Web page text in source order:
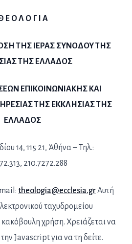
Ε Ο Λ Ο Γ Ι Α
ΤΗΣ ΙΕΡΑΣ ΣΥΝΟΔΟΥ ΤΗΣ
ΤΗΣ ΕΛΛΑΔΟΣ
ΕΠΙΚΟΙΝΩΝΙΑΚΗΣ ΚΑΙ
ΤΗΣ ΕΚΚΛΗΣΙΑΣ ΤΗΣ
ΕΛΛΑΔΟΣ
14, 115 21, Ἀθήνα – Τηλ.:
210.7272.288
theologia@ecclesia.grΑυτή
ταχυδρομείου
χρήση. Χρειάζεται να
Javascript για να τη δείτε.